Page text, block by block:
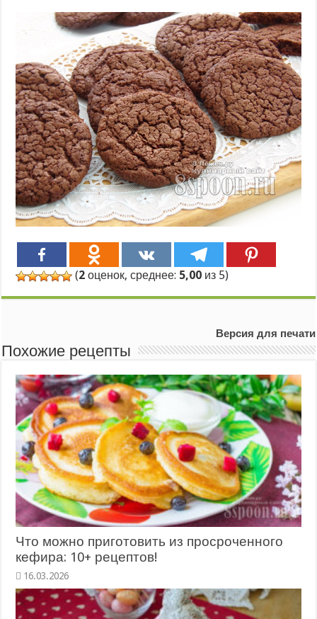
(2 оценок, среднее: 5,00 из 5)
Версия для печати
Похожие рецепты
Что можно приготовить из просроченного
кефира: 10+ рецептов!